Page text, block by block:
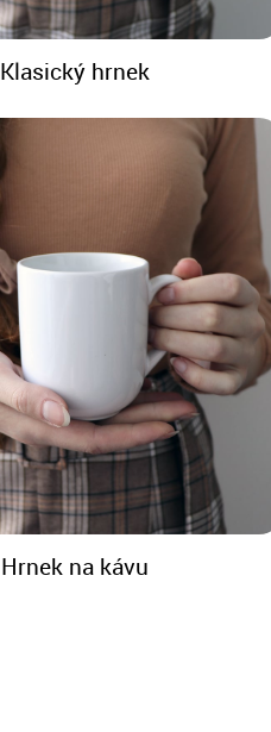
Klasický hrnek
Hrnek na kávu